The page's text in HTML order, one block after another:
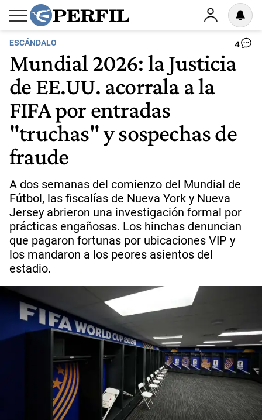
ESCÁNDALO 4
Mundial 2026: la Justicia
de EE.UU. acorrala a la
FIFA por entradas
"truchas" y sospechas de
fraude
A dos semanas del comienzo del Mundial de
Fútbol, las fiscalías de Nueva York y Nueva
Jersey abrieron una investigación formal por
prácticas engañosas. Los hinchas denuncian
que pagaron fortunas por ubicaciones VIP y
los mandaron a los peores asientos del
estadio.